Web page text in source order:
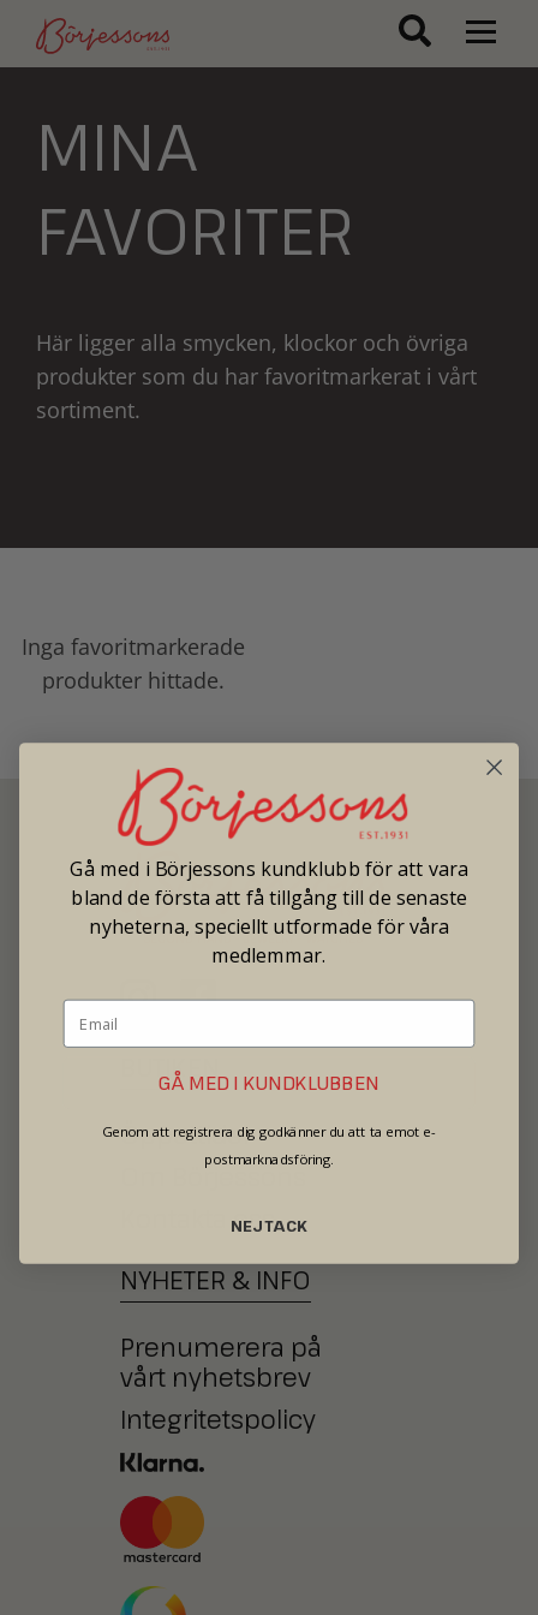
MINA
FAVORITER
Här ligger alla smycken, klockor och övriga
produkter som du har favoritmarkerat i vårt
sortiment.
Inga favoritmarkerade
produkter hittade.
SECOND HAND - JEWELRY - WATCHES
BUTIKEN
Öppettider
Om Börjessons
Kontakta oss
NYHETER & INFO
Prenumerera på
vårt nyhetsbrev
Integritetspolicy
Gå med i Börjessons kundklubb för att vara
bland de första att få tillgång till de senaste
nyheterna, speciellt utformade för våra
medlemmar.
GÅ MED I KUNDKLUBBEN
Genom att registrera dig godkänner du att ta emot e-
postmarknadsföring.
NEJ TACK